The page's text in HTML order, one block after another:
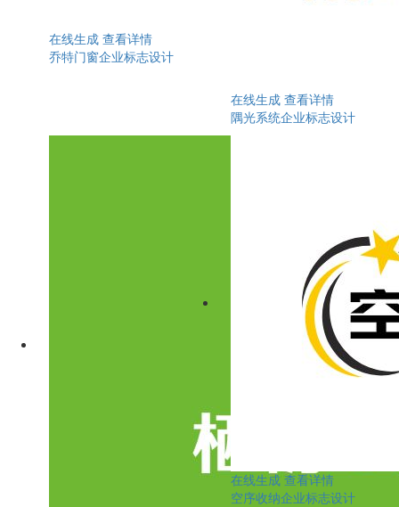
在线生成 查看详情
乔特门窗企业标志设计
在线生成 查看详情
隅光系统企业标志设计
在线生成 查看详情
空序收纳企业标志设计